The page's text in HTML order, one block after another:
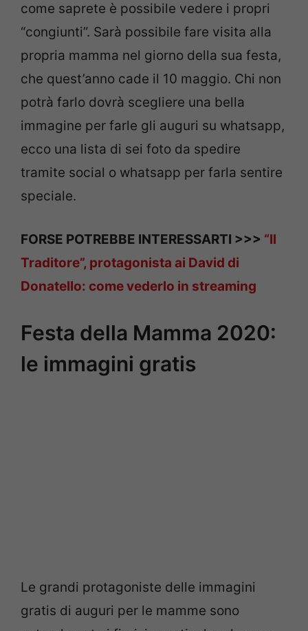
come saprete è possibile vedere i propri
“congiunti”. Sarà possibile fare visita alla
propria mamma nel giorno della sua festa,
che quest’anno cade il 10 maggio. Chi non
potrà farlo dovrà scegliere una bella
immagine per farle gli auguri su whatsapp,
ecco una lista di sei foto da spedire
tramite social o whatsapp per farla sentire
speciale.
FORSE POTREBBE INTERESSARTI >>> “Il
Traditore”, protagonista ai David di
Donatello: come vederlo in streaming
Festa della Mamma 2020:
le immagini gratis
Le grandi protagoniste delle immagini
gratis di auguri per le mamme sono